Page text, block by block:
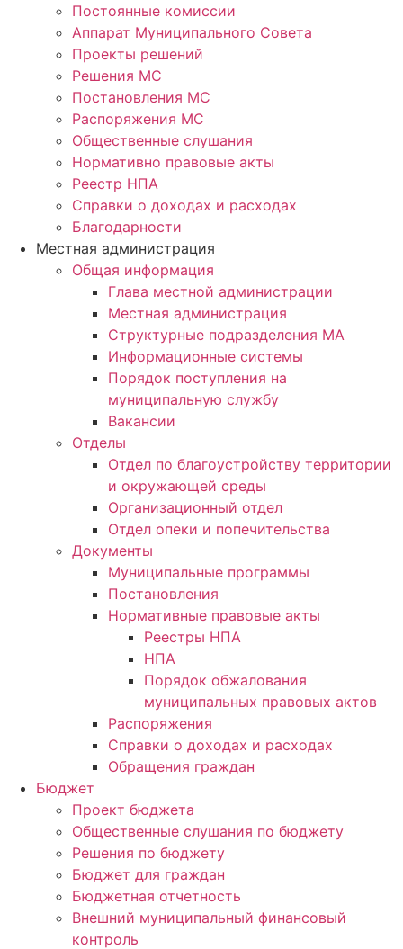
Постоянные комиссии
Аппарат Муниципального Совета
Проекты решений
Решения МС
Постановления МС
Распоряжения МС
Общественные слушания
Нормативно правовые акты
Реестр НПА
Справки о доходах и расходах
Благодарности
Местная администрация
Общая информация
Глава местной администрации
Местная администрация
Структурные подразделения МА
Информационные системы
Порядок поступления на
муниципальную службу
Вакансии
Отделы
Отдел по благоустройству территории
и окружающей среды
Организационный отдел
Отдел опеки и попечительства
Документы
Муниципальные программы
Постановления
Нормативные правовые акты
Реестры НПА
НПА
Порядок обжалования
муниципальных правовых актов
Распоряжения
Справки о доходах и расходах
Обращения граждан
Бюджет
Проект бюджета
Общественные слушания по бюджету
Решения по бюджету
Бюджет для граждан
Бюджетная отчетность
Внешний муниципальный финансовый
контроль